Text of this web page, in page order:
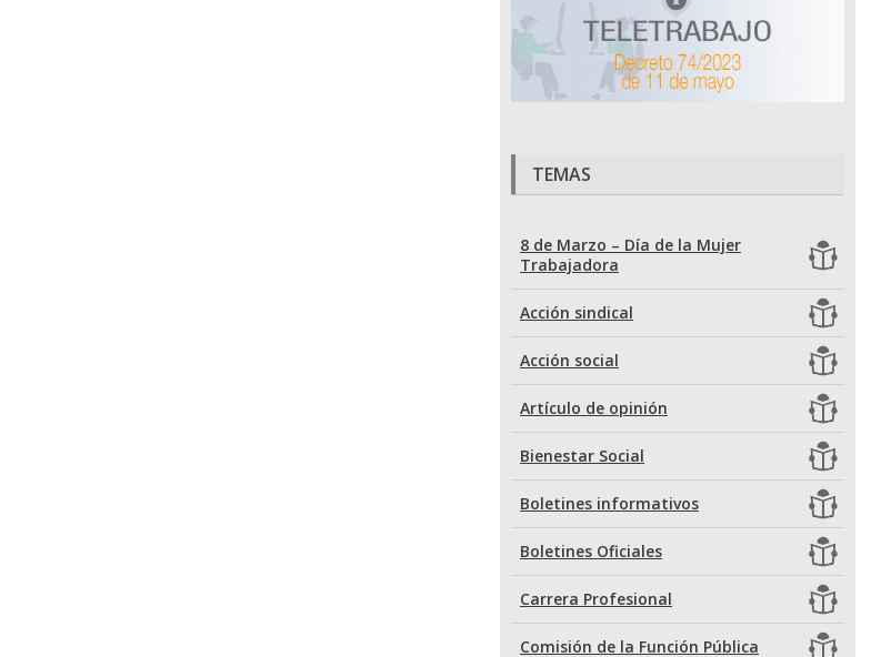
TEMAS
8 de Marzo – Día de la Mujer
Trabajadora
Acción sindical
Acción social
Artículo de opinión
Bienestar Social
Boletines informativos
Boletines Oficiales
Carrera Profesional
Comisión de la Función Pública